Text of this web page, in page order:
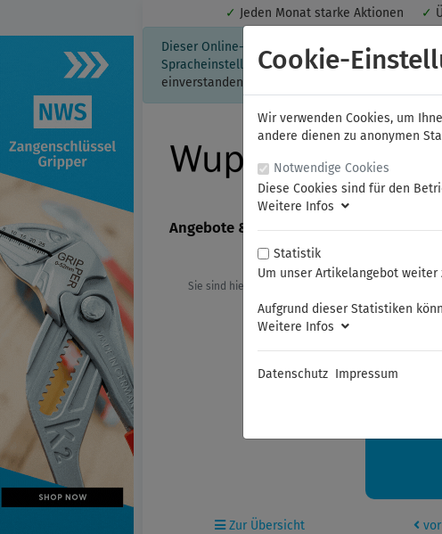
✓ Jeden Monat starke Aktionen ✓
Dieser Online-Shop verwendet Cookies für ein
Spracheinstellung auf Ihrem Rechner
einverstanden, klicken Sie bitte hier.
Angebote & Neuheiten FAMAG
Sie sind hier:
Ihre
Zur Übersicht
Cookie-
Wir verwenden Cookies, um
andere dienen zu anonymen
Notwendige Cookies
Diese Cookies sind für den
Weitere Infos
Statistik
Um unser Artikelangebot
Aufgrund dieser Statistiken
Weitere Infos
Datenschutz Impressum